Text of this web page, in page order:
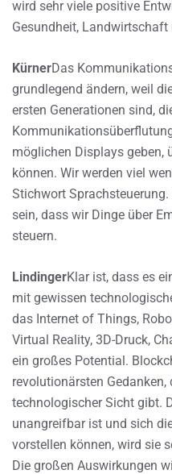
wird sehr viele positive
Gesundheit, Landwirtschaft
KürnerDas
grundlegend ändern, weil
ersten Generationen sind,
möglichen Displays geben,
können. Wir werden viel
Stichwort
sein, dass wir Dinge über
steuern.
LindingerKlar ist, dass es
mit gewissen
das Internet of Things,
Virtual Reality, 3D-Druck,
ein großes Potential.
revolutionärsten Gedanken,
technologischer Sicht gibt.
unangreifbar ist und sich
vorstellen können, wird sie
Die großen Auswirkungen